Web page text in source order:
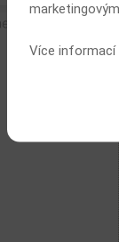
Více informací